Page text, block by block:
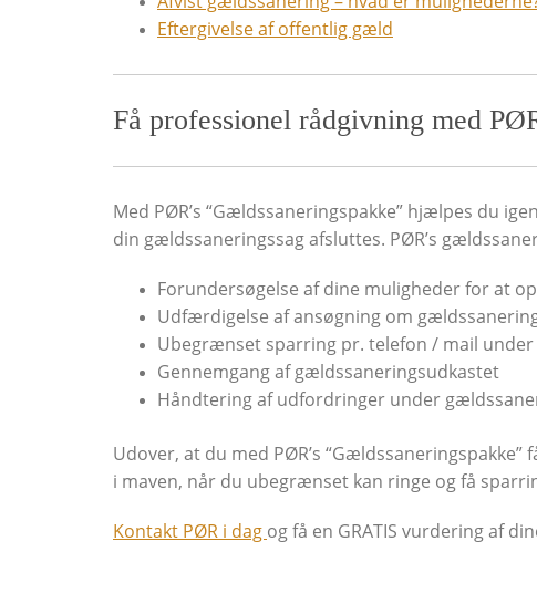
Eftergivelse af offentlig gæld
Få professionel rådgivning med
Med PØR’s “Gældssaneringspakke” hjælpes du
din gældssaneringssag afsluttes. PØR’s
Forundersøgelse af dine muligheder for at
Udfærdigelse af ansøgning om
Ubegrænset sparring pr. telefon / mail
Gennemgang af gældssaneringsudkastet
Håndtering af udfordringer under
Udover, at du med PØR’s
i maven, når du ubegrænset kan ringe og få
Kontakt PØR i dag og få en GRATIS vurdering af